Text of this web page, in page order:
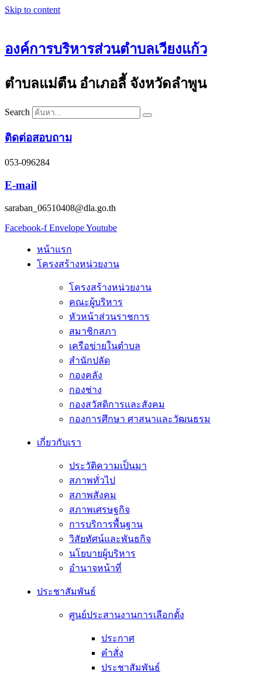
Skip to content
องค์การบริหารส่วนตำบลเวียงแก้ว
ตำบลแม่ตืน อำเภอลี้ จังหวัดลำพูน
Search
ติดต่อสอบถาม
053-096284
E-mail
saraban_06510408@dla.go.th
Facebook-f EnvelopeYoutube
หน้าแรก
โครงสร้างหน่วยงาน
โครงสร้างหน่วยงาน
คณะผู้บริหาร
หัวหน้าส่วนราชการ
สมาชิกสภา
เครือข่ายในตำบล
สำนักปลัด
กองคลัง
กองช่าง
กองสวัสดิการและสังคม
กองการศึกษา ศาสนาและวัฒนธรม
เกี่ยวกับเรา
ประวัติความเป็นมา
สภาพทั่วไป
สภาพสังคม
สภาพเศรษฐกิจ
การบริการพื้นฐาน
วิสัยทัศน์และพันธกิจ
นโยบายผู้บริหาร
อํานาจหน้าที่
ประชาสัมพันธ์
ศูนย์ประสานงานการเลือกตั้ง
ประกาศ
คำสั่ง
ประชาสัมพันธ์